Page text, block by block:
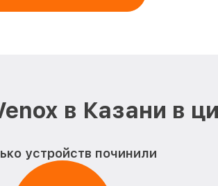
в Казани в
устройств починили